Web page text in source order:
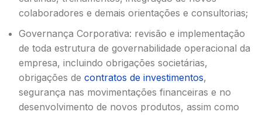
colaboradores e demais orientações e consultorias;
Governança Corporativa: revisão e implementação
de toda estrutura de governabilidade operacional da
empresa, incluindo obrigações societárias,
obrigações de contratos de investimentos,
segurança nas movimentações financeiras e no
desenvolvimento de novos produtos, assim como